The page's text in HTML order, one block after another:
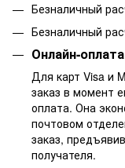
Безналичный
Безналичный
Онлайн-
Для карт Visa и
заказ в момент
оплата. Она
почтовом
заказ,
получателя.